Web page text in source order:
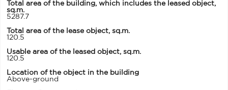
Total area of ​​the building, which includes the leased object,
sq.m.
5287.7
Total area of the lease object, sq.m.
120.5
Usable area of ​​the leased object, sq.m.
120.5
Location of the object in the building
Above-ground